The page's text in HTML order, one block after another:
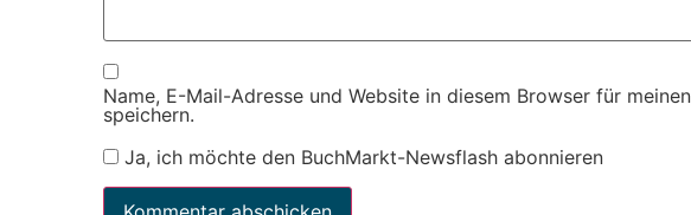
Name, E-Mail-Adresse und Website in diesem Browser für
speichern.
Ja, ich möchte den BuchMarkt-Newsflash abonnieren